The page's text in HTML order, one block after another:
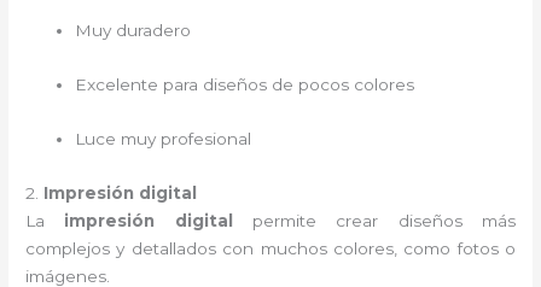
Muy duradero
Excelente para diseños de pocos colores
Luce muy profesional
2. Impresión digital
La impresión digital
permite crear diseños más
complejos y detallados con muchos colores, como fotos o
imágenes.